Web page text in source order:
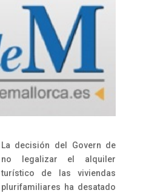
La decisión del Govern de
no legalizar el alquiler
turístico de las viviendas
plurifamiliares ha desatado